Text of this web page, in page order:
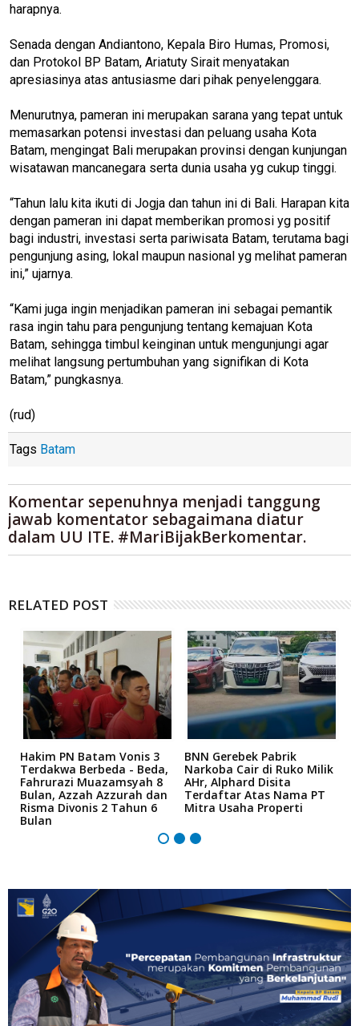
harapnya.
Senada dengan Andiantono, Kepala Biro Humas, Promosi,
dan Protokol BP Batam, Ariatuty Sirait menyatakan
apresiasinya atas antusiasme dari pihak penyelenggara.
Menurutnya, pameran ini merupakan sarana yang tepat untuk
memasarkan potensi investasi dan peluang usaha Kota
Batam, mengingat Bali merupakan provinsi dengan kunjungan
wisatawan mancanegara serta dunia usaha yg cukup tinggi.
“Tahun lalu kita ikuti di Jogja dan tahun ini di Bali. Harapan kita
dengan pameran ini dapat memberikan promosi yg positif
bagi industri, investasi serta pariwisata Batam, terutama bagi
pengunjung asing, lokal maupun nasional yg melihat pameran
ini,” ujarnya.
“Kami juga ingin menjadikan pameran ini sebagai pemantik
rasa ingin tahu para pengunjung tentang kemajuan Kota
Batam, sehingga timbul keinginan untuk mengunjungi agar
melihat langsung pertumbuhan yang signifikan di Kota
Batam,” pungkasnya.
(rud)
Tags Batam
Komentar sepenuhnya menjadi tanggung
jawab komentator sebagaimana diatur
dalam UU ITE. #MariBijakBerkomentar.
RELATED POST
Hakim PN Batam Vonis 3
Terdakwa Berbeda - Beda,
Fahrurazi Muazamsyah 8
Bulan, Azzah Azzurah dan
Risma Divonis 2 Tahun 6
Bulan
BNN Gerebek Pabrik
Narkoba Cair di Ruko Milik
AHr, Alphard Disita
Terdaftar Atas Nama PT
Mitra Usaha Properti